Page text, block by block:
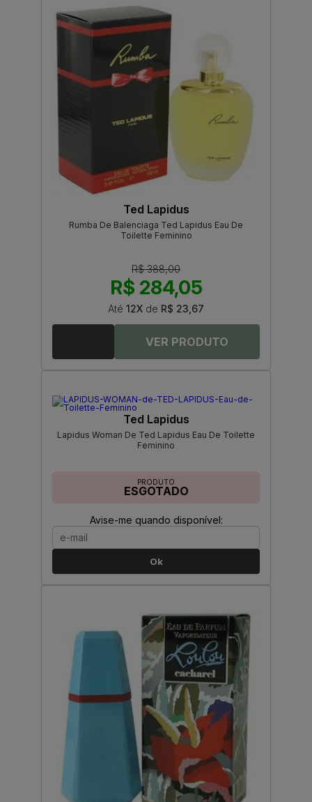
Ted Lapidus
Rumba De Balenciaga Ted Lapidus Eau De
Toilette Feminino
R$ 388,00
R$ 284,05
Até 12X de R$ 23,67
Ted Lapidus
Lapidus Woman De Ted Lapidus Eau De Toilette
Feminino
PRODUTO
ESGOTADO
Avise-me quando disponível:
Ok